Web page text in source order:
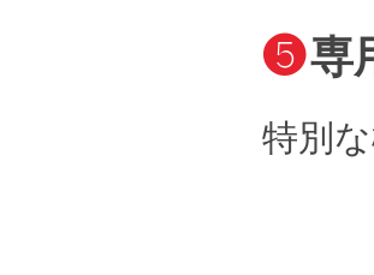
❺専
特別